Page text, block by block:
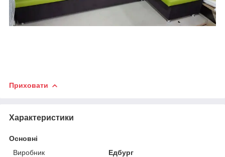
Приховати
Характеристики
Основні
Виробник
Едбург